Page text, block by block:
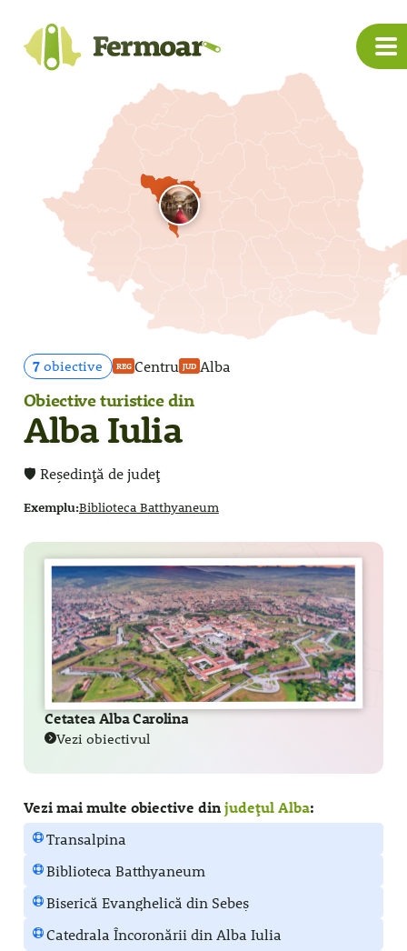
7 obiective REG Centru JUD Alba
Obiective turistice din
Alba Iulia
🛡️ Reședință de județ
Exemplu:Biblioteca Batthyaneum
Cetatea Alba Carolina
Vezi obiectivul
Vezi mai multe obiective dinjudețul Alba:
Transalpina
Biblioteca Batthyaneum
Biserică Evanghelică din Sebeș
Catedrala Încoronării din Alba Iulia